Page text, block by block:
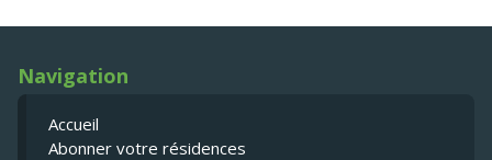
Navigation
Accueil
Abonner votre résidences